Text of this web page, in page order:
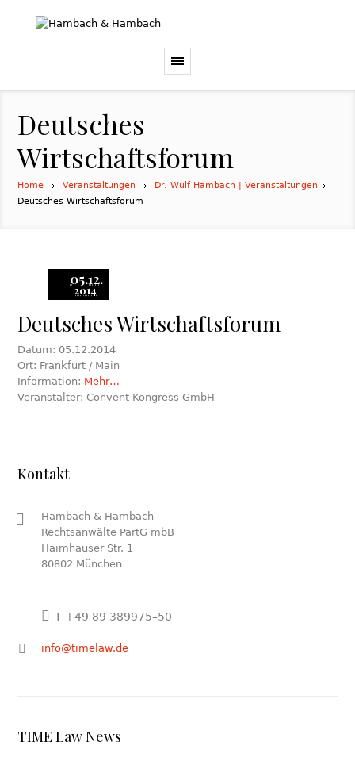
Deutsches
Wirtschaftsforum
Home Veranstaltungen
Dr. Wulf Hambach | Veranstaltungen
Deutsches Wirtschaftsforum
05.12.
2014
Deutsches Wirtschaftsforum
Datum: 05.12.2014
Ort: Frankfurt / Main
Information: Mehr…
Veranstalter: Convent Kongress GmbH
Kontakt
Hambach & Hambach
Rechtsanwälte PartG mbB
Haimhauser Str. 1
80802 München
T +49 89 389975–50
info@timelaw.de
TIME Law News